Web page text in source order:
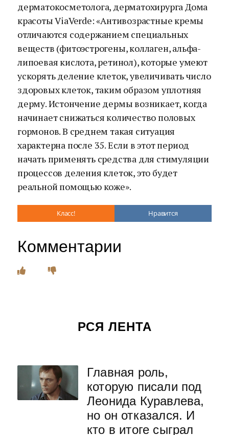
дерматокосметолога, дерматохирурга Дома
красоты ViaVerde: «Антивозрастные кремы
отличаются содержанием специальных
веществ (фитоэстрогены, коллаген, альфа-
липоевая кислота, ретинол), которые умеют
ускорять деление клеток, увеличивать число
здоровых клеток, таким образом уплотняя
дерму. Истончение дермы возникает, когда
начинает снижаться количество половых
гормонов. В среднем такая ситуация
характерна после 35. Если в этот период
начать применять средства для стимуляции
процессов деления клеток, это будет
реальной помощью коже».
Класс! Нравится
Комментарии
РСЯ ЛЕНТА
Главная роль,
которую писали под
Леонида Куравлева,
но он отказался. И
кто в итоге сыграл